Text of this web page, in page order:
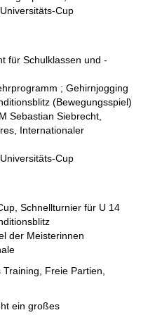
Cup
für Schulklassen und -
; Gehirnjogging
(Bewegungsspiel)
Sebastian Siebrecht,
Internationaler
Cup
Schnellturnier für U 14
der Meisterinnen
Freie Partien,
ein großes